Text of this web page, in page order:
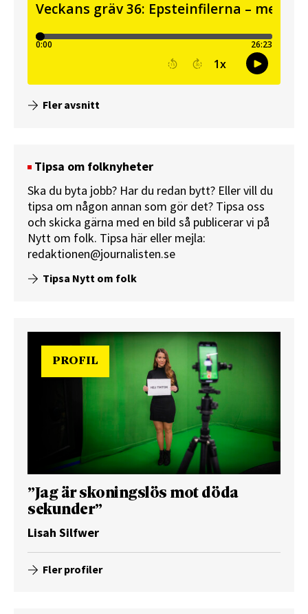
Fler avsnitt
Tipsa om folknyheter
Ska du byta jobb? Har du redan bytt? Eller vill du
tipsa om någon annan som gör det? Tipsa oss
och skicka gärna med en bild så publicerar vi på
Nytt om folk. Tipsa här eller mejla:
redaktionen@journalisten.se
Tipsa Nytt om folk
PROFIL
”Jag är skoningslös mot döda
sekunder”
Lisah Silfwer
Fler profiler